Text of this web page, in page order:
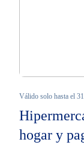
Válido solo hasta el
hogar y